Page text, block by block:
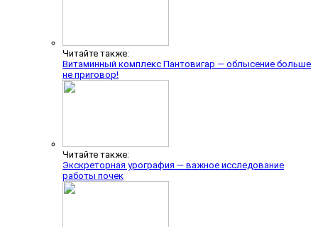
Читайте также:
Витаминный комплекс Пантовигар — облысение больше
не приговор!
Читайте также:
Экскреторная урография — важное исследование
работы почек